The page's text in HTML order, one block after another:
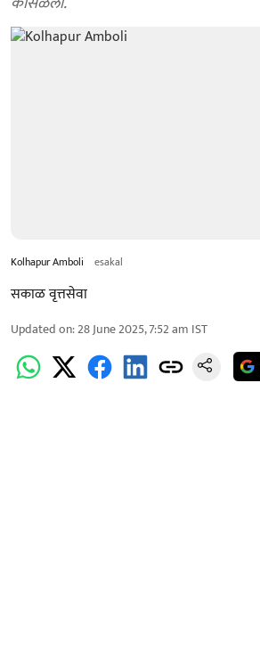
Kolhapur Amboli esakal
सकाळ वृत्तसेवा
Updated on:28 June 2025, 7:52 am IST